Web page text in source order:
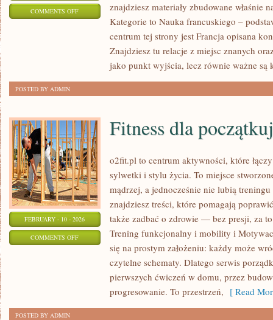
COMMENTS OFFON
FRANCUSKA
znajdziesz materiały zbudowane właśnie
Kategorie to Nauka francuskiego –
centrum tej strony jest Francja opisana
Znajdziesz tu relacje z miejsc znanych
jako punkt wyjścia, lecz równie ważne są
POSTED BY ADMIN
FEBRUARY - 10 - 2026
COMMENTS OFFON
POCZĄTKUJĄCYCH
Fitness dla
o2fit.pl to centrum aktywności, które
sylwetki i stylu życia. To miejsce
mądrzej, a jednocześnie nie lubią
znajdziesz treści, które pomagają
także zadbać o zdrowie — bez presji, za
Trening funkcjonalny i mobility i
się na prostym założeniu: każdy może
czytelne schematy. Dlatego serwis
pierwszych ćwiczeń w domu, przez
progresowanie. To przestrzeń, [ Read
POSTED BY ADMIN